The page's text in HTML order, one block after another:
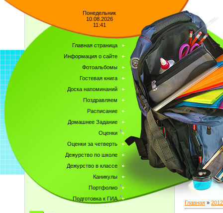
Понедельник
10.08.2026
11:41
Главная страница
Информация о сайте
Фотоальбомы
Гостевая книга
Доска напоминаний
Поздравляем
Расписание
Домашнее Задание
Оценки
Оценки за четверть
Дежурство по школе
Дежурство в классе
Каникулы
Портфолио
Подготовка к ГИА
Главная » 2012